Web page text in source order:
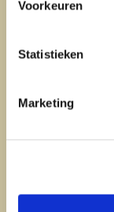
Voorkeuren
Statistieken
Marketing